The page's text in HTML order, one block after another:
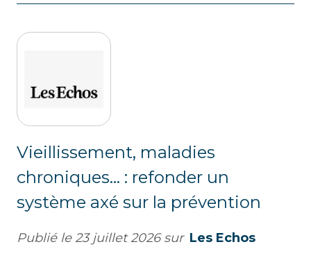
Vieillissement, maladies
chroniques... : refonder un
système axé sur la prévention
Publié le23 juillet 2026sur Les Echos